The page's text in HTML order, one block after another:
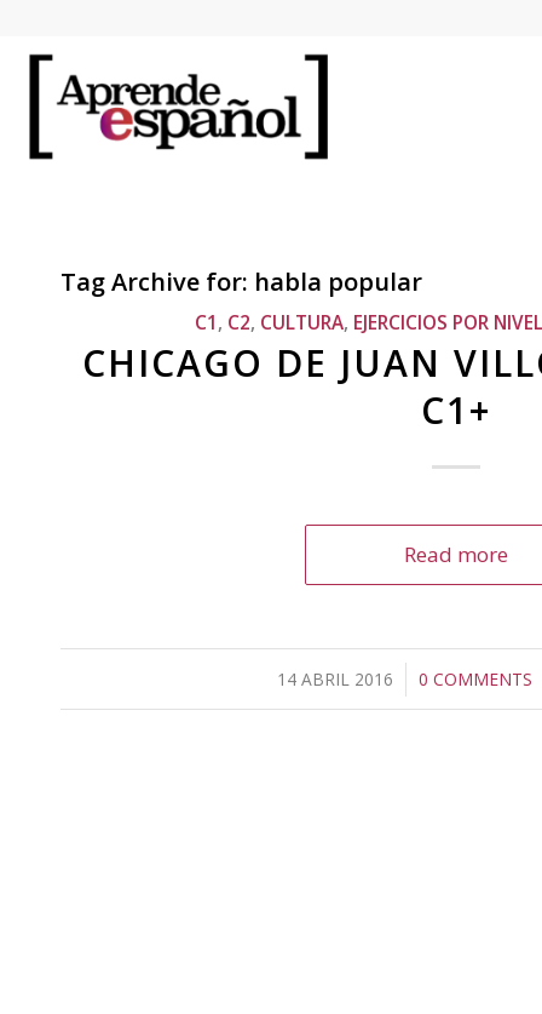
Tag Archive for: habla popular
C1 , C2, CULTURA, EJERCICIOS POR NIVEL
CHICAGO DE JUAN
C1+
Read more
14 ABRIL 2016
/ 0 COMMENTS
/